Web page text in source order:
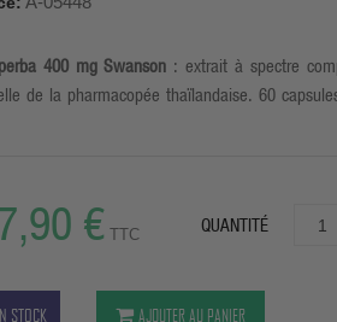
400 mg Swanson : extrait à spectre
de la pharmacopée thaïlandaise. 60
€ TTC QUANTITÉ
STOCK AJOUTER AU PANIER